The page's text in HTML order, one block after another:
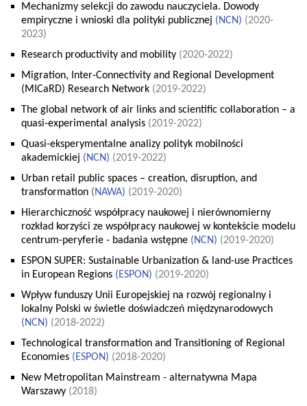
Mechanizmy selekcji do zawodu nauczyciela. Dowody
empiryczne i wnioski dla polityki publicznej (NCN) (2020-
2023)
Research productivity and mobility (2020-2022)
Migration, Inter-Connectivity and Regional Development
(MICaRD) Research Network (2019-2022)
The global network of air links and scientific collaboration – a
quasi-experimental analysis (2019-2022)
Quasi-eksperymentalne analizy polityk mobilności
akademickiej (NCN) (2019-2022)
Urban retail public spaces – creation, disruption, and
transformation (NAWA) (2019-2020)
Hierarchiczność współpracy naukowej i nierównomierny
rozkład korzyści ze współpracy naukowej w kontekście modelu
centrum-peryferie - badania wstępne (NCN) (2019-2020)
ESPON SUPER: Sustainable Urbanization & land-use Practices
in European Regions (ESPON) (2019-2020)
Wpływ funduszy Unii Europejskiej na rozwój regionalny i
lokalny Polski w świetle doświadczeń międzynarodowych
(NCN) (2018-2022)
Technological transformation and Transitioning of Regional
Economies (ESPON) (2018-2020)
New Metropolitan Mainstream - alternatywna Mapa
Warszawy (2018)